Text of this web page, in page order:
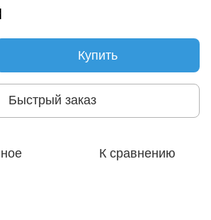
Купить
Быстрый заказ
К сравнению